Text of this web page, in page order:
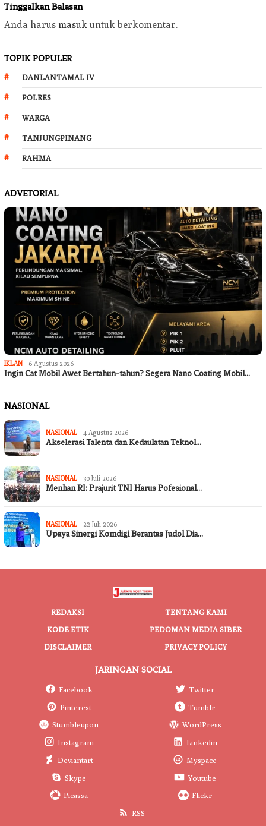
Tinggalkan Balasan
Anda harus masuk untuk berkomentar.
TOPIK POPULER
DANLANTAMAL IV
POLRES
WARGA
TANJUNGPINANG
RAHMA
ADVETORIAL
IKLAN 6 Agustus 2026
Ingin Cat Mobil Awet Bertahun-tahun? Segera Nano Coating Mobil…
NASIONAL
NASIONAL 4 Agustus 2026
Akselerasi Talenta dan Kedaulatan Teknol…
NASIONAL 30 Juli 2026
Menhan RI: Prajurit TNI Harus Pofesional…
NASIONAL 22 Juli 2026
Upaya Sinergi Komdigi Berantas Judol Dia…
REDAKSI
TENTANG KAMI
KODE ETIK
PEDOMAN MEDIA SIBER
DISCLAIMER
PRIVACY POLICY
JARINGAN SOCIAL
Facebook
Twitter
Pinterest
Tumblr
Stumbleupon
WordPress
Instagram
Linkedin
Deviantart
Myspace
Skype
Youtube
Picassa
Flickr
RSS